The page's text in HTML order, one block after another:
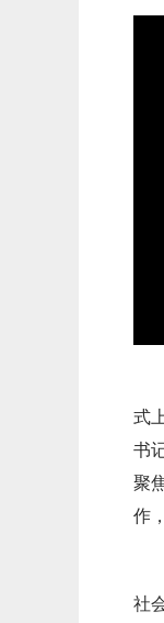
式
书
聚
作
社